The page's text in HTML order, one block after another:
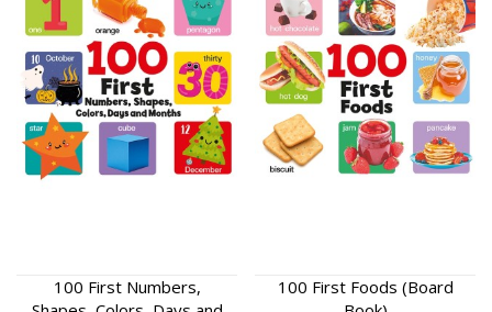
100 First Numbers,
100 First Foods (Board